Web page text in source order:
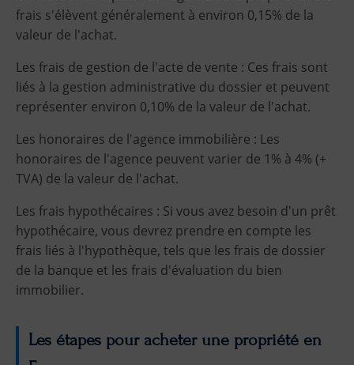
frais s'élèvent généralement à environ 0,15% de la
valeur de l'achat.
Les frais de gestion de l'acte de vente : Ces frais sont
liés à la gestion administrative du dossier et peuvent
représenter environ 0,10% de la valeur de l'achat.
Les honoraires de l'agence immobilière : Les
honoraires de l'agence peuvent varier de 1% à 4% (+
TVA) de la valeur de l'achat.
Les frais hypothécaires : Si vous avez besoin d'un prêt
hypothécaire, vous devrez prendre en compte les
frais liés à l'hypothèque, tels que les frais de dossier
de la banque et les frais d'évaluation du bien
immobilier.
Les étapes pour acheter une propriété en